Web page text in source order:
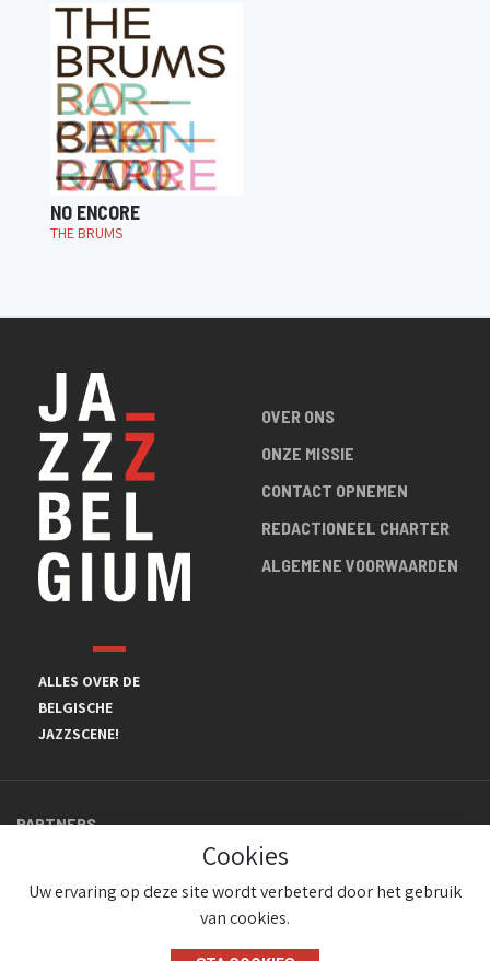
NO ENCORE
THE BRUMS
ALLES OVER DE
BELGISCHE
JAZZSCENE!
OVER ONS
ONZE MISSIE
CONTACT OPNEMEN
REDACTIONEEL CHARTER
ALGEMENE VOORWAARDEN
PARTNERS
Cookies
Uw ervaring op deze site wordt verbeterd door het gebruik
van cookies.